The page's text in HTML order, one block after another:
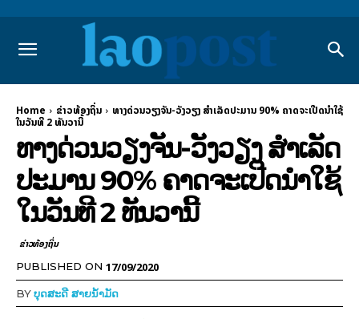
Home ຂ່າວທ້ອງຖິ່ນ
ທາງດ່ວນວຽງຈັນ-ວັງວຽງ ສໍາເລັດປະມານ 90% ຄາດຈະເປີດນໍາໃຊ້
ໃນວັນທີ 2 ທັນວານີ້
ທາງດ່ວນວຽງຈັນ-ວັງວຽງ ສໍາເລັດ
ປະມານ 90% ຄາດຈະເປີດນໍາໃຊ້
ໃນວັນທີ 2 ທັນວານີ້
ຂ່າວທ້ອງຖິ່ນ
PUBLISHED ON 17/09/2020
BYບຸດສະດີ ສາຍນ້ຳມັດ